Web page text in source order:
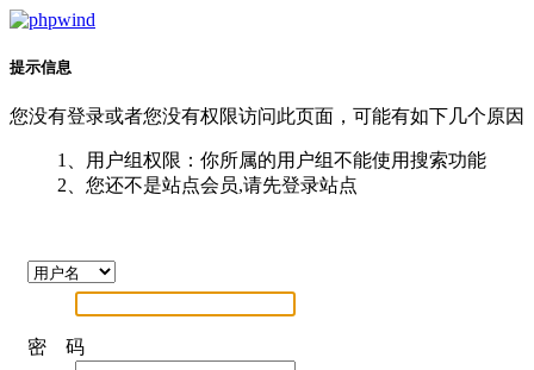
提示信息
您没有登录或者您没有权限访问此页面，可能有如下几个原因
1、用户组权限：你所属的用户组不能使用搜索功能
2、您还不是站点会员,请先登录站点
密 码